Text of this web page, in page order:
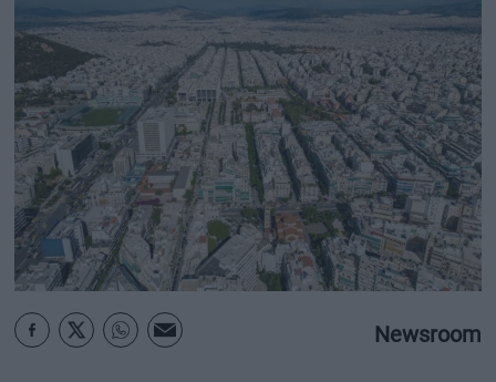
ΚΑΡΑΜΠΟΛΕΣ
ΟΡΟΙ ΧΡΗΣΗΣ
ΕΠΙΚΟΙΝΩΝΙΑ
ΤΑΥΤΟΤΗΤΑ
Newsroom